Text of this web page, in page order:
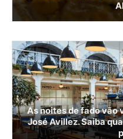
As noites de fado vão
José Avillez. Saiba